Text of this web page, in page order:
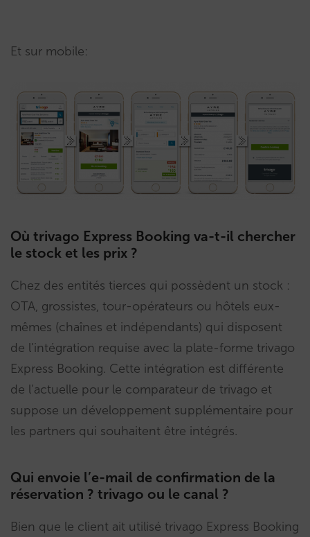
Et sur mobile:
Où trivago Express Booking va-t-il chercher
le stock et les prix ?
Chez des entités tierces qui possèdent un stock :
OTA, grossistes, tour-opérateurs ou hôtels eux-
mêmes (chaînes et indépendants) qui disposent
de l’intégration requise avec la plate-forme trivago
Express Booking. Cette intégration est différente
de l’actuelle pour le comparateur de trivago et
suppose un développement supplémentaire pour
les partners qui souhaitent être intégrés.
Qui envoie l’e-mail de confirmation de la
réservation ? trivago ou le canal ?
Bien que le client ait utilisé trivago Express Booking